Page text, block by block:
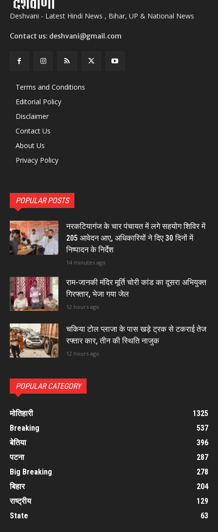
Deshvani - Latest Hindi News , Bihar, UP & National News
Contact us: deshvani@gmail.com
Terms and Conditions
Editorial Policy
Disclaimer
Contact Us
About Us
Privacy Policy
POPULAR POSTS
नरकटियागंज के चार पंचायत में लगे सहयोग शिविर में
205 आवेदन आए, अधिकारियों ने दिए 30 दिनों में
निष्पादन के निर्देश
14 minutes ago
राम-जानकी मंदिर मूर्ति चोरी कांड का दूसरा अभियुक्त
गिरफ्तार, भेजा गया जेल
12 hours ago
चकिया टोल प्लाजा के पास खड़े ट्रक से टकराई तेज
रफ्तार कार, तीन की स्थिति नाजुक
12 hours ago
POPULAR CATEGORY
मोतिहारी
1325
Breaking
537
बेतिया
396
पटना
287
Big Breaking
278
बिहार
204
राष्ट्रीय
129
State
63